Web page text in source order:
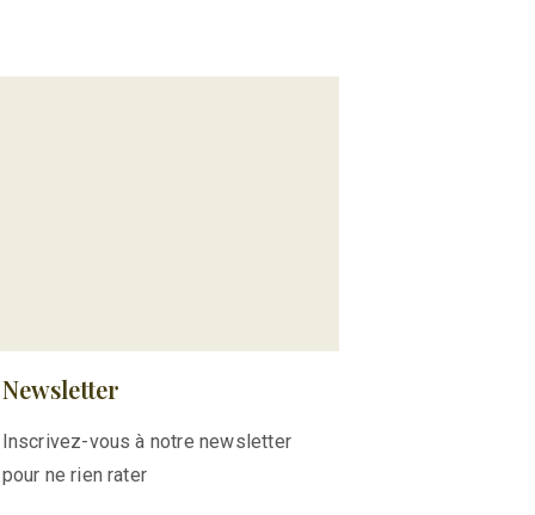
Newsletter
Inscrivez-vous à notre newsletter
pour ne rien rater